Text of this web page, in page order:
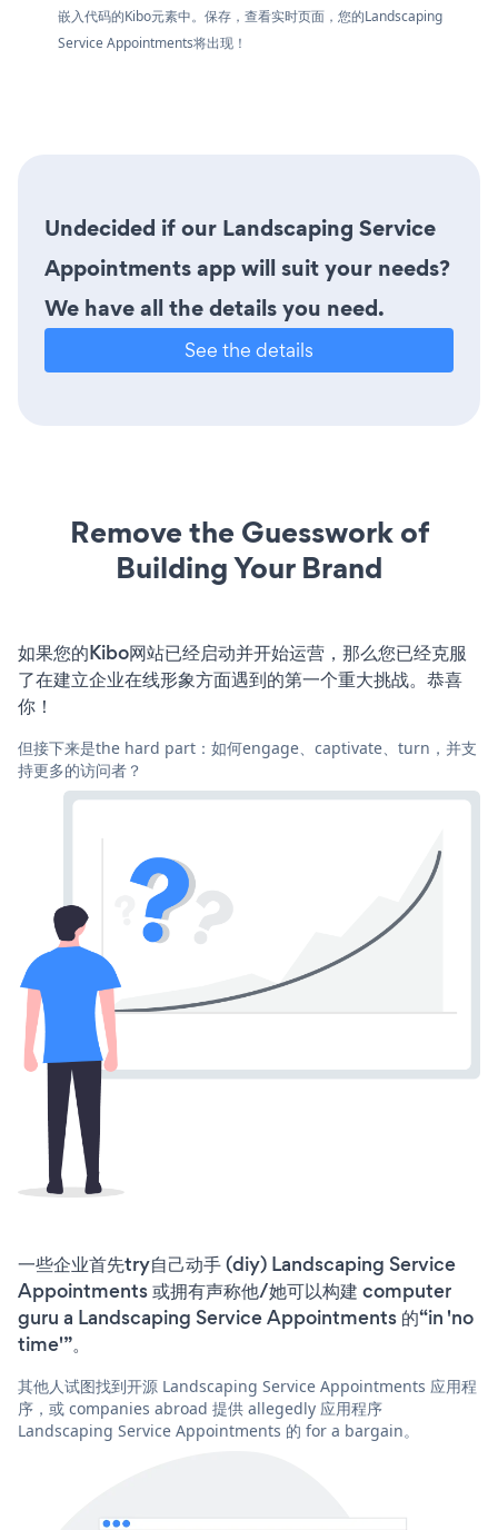
嵌入代码的Kibo元素中。保存，查看实时页面，您的Landscaping
Service Appointments将出现！
Undecided if our Landscaping Service
Appointments app will suit your needs?
We have all the details you need.
See the details
Remove the Guesswork of
Building Your Brand
如果您的Kibo网站已经启动并开始运营，那么您已经克服
了在建立企业在线形象方面遇到的第一个重大挑战。恭喜
你！
但接下来是the hard part：如何engage、captivate、turn，并支
持更多的访问者？
一些企业首先try自己动手 (diy) Landscaping Service
Appointments 或拥有声称他/她可以构建 computer
guru a Landscaping Service Appointments 的“in 'no
time'”。
其他人试图找到开源 Landscaping Service Appointments 应用程
序，或 companies abroad 提供 allegedly 应用程序
Landscaping Service Appointments 的 for a bargain。